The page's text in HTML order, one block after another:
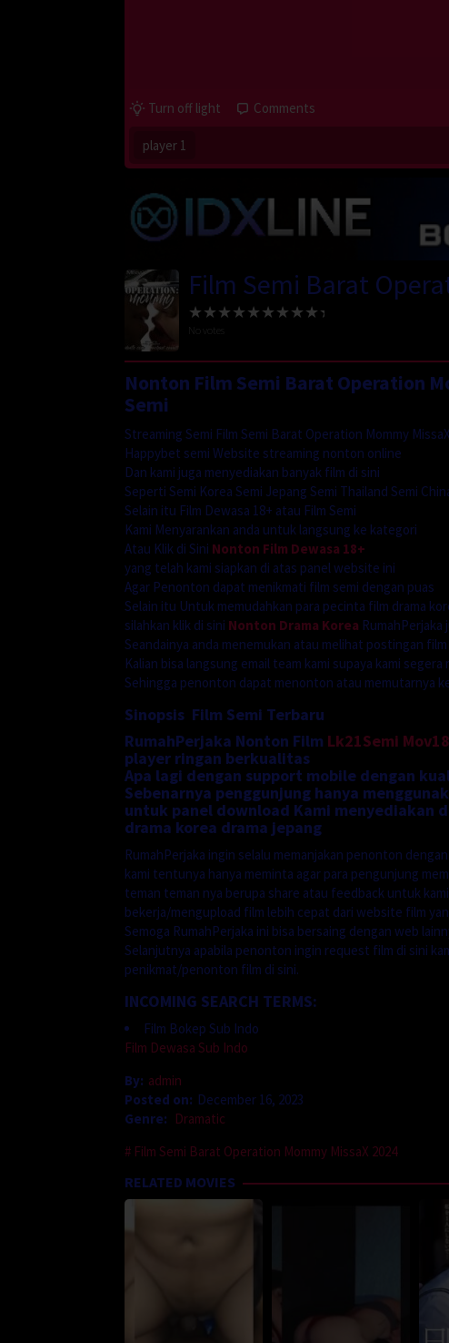
Turn off light Comments
player 1
Film Semi Barat
Nonton Film Semi Barat Operation
Semi
Streaming Semi Film Semi Barat Operation Mommy
Happybet semi Website streaming nonton online
Dan kami juga menyediakan banyak film di sini
Seperti Semi Korea Semi Jepang Semi Thailand Semi
Selain itu Film Dewasa 18+ atau Film Semi
Kami Menyarankan anda untuk langsung ke kategori
Atau Klik di Sini Nonton Film Dewasa 18+
yang telah kami siapkan di atas panel website ini
Agar Penonton dapat menikmati film semi dengan puas
Selain itu Untuk memudahkan para pecinta film drama
silahkan klik di sini Nonton Drama Korea
Seandainya anda menemukan atau melihat postingan
Kalian bisa langsung email team kami supaya kami
Sehingga penonton dapat menonton atau memutarnya
Sinopsis Film Semi Terbaru
RumahPerjaka Nonton Film Lk21Semi
player ringan berkualitas
Apa lagi dengan support mobile dengan
Sebenarnya penggunjung hanya
untuk panel download Kami menyediakan
drama korea drama jepang
RumahPerjaka ingin selalu memanjakan penonton
kami tentunya hanya meminta agar para pengunjung
teman teman nya berupa share atau feedback untuk
bekerja/mengupload film lebih cepat dari website film
Semoga RumahPerjaka ini bisa bersaing dengan web
Selanjutnya apabila penonton ingin request film di sini
penikmat/penonton film di sini.
INCOMING SEARCH TERMS:
Film Bokep Sub Indo
Film Dewasa Sub Indo
By: admin
Posted on: December 16, 2023
Genre: Dramatic
Film Semi Barat Operation Mommy MissaX 2024
RELATED MOVIES